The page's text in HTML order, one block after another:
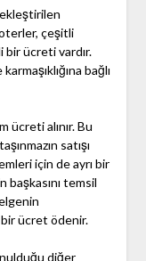
çeşitli
ücreti vardır.
bağlı
ücreti alınır. Bu
satışı
için de ayrı bir
temsil
ücret ödenir.
diğer